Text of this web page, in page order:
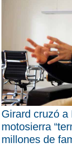
Girard cruzó
motosierra
millones de